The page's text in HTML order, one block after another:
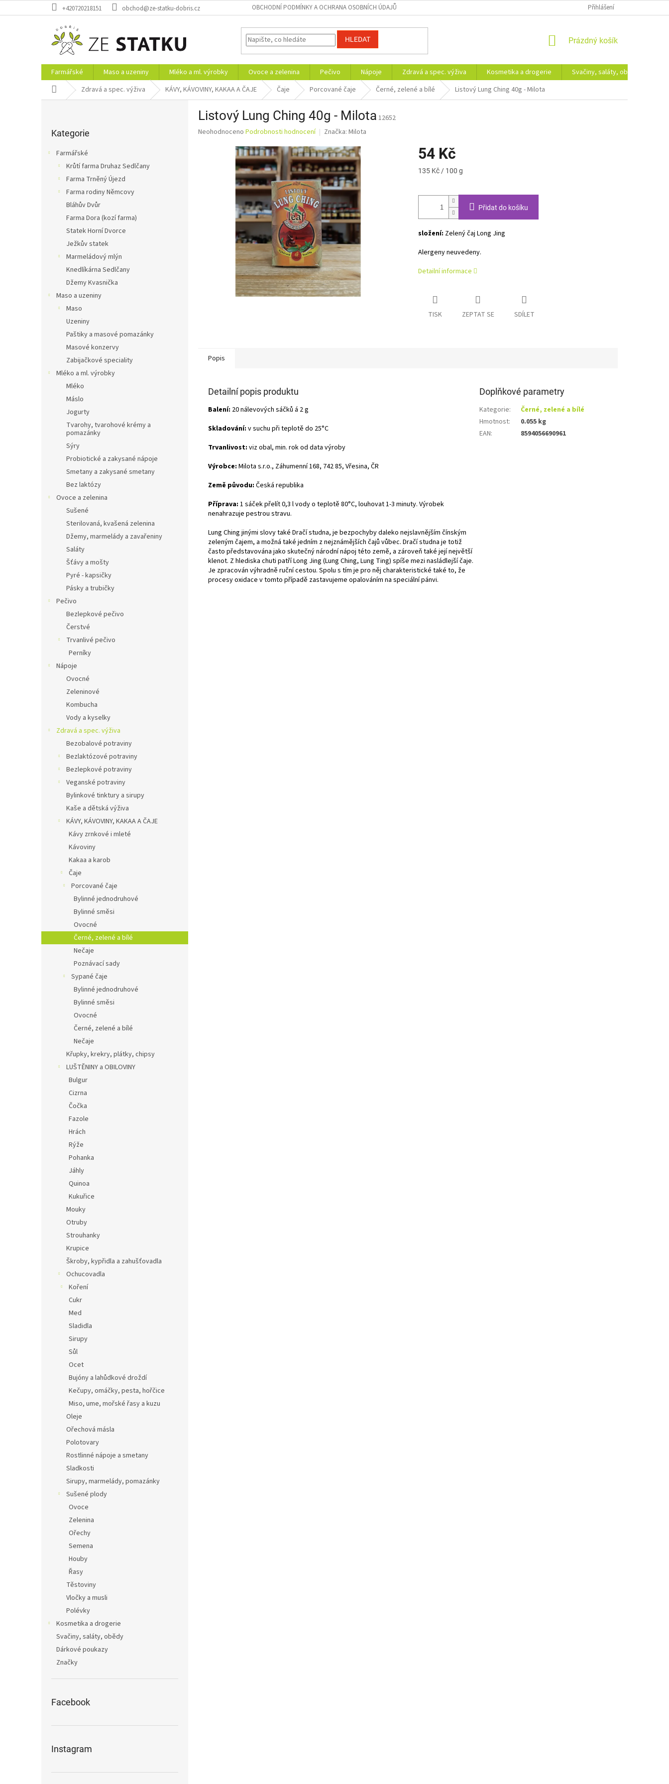
na
+420720218151 obchod@ze-statku-dobris.cz OBCHODNÍ PODMÍNKY A OCHRANA OSOBNÍCH ÚDAJŮ Přihlášení
HLEDAT
NÁKUPNÍ
Prázdný košík
Farmářské Maso a uzeniny Mléko a ml. výrobky Ovoce a zelenina Pečivo Nápoje Zdravá a spec. výživa Kosmetika a drogerie Svačiny, saláty, obědy
Domů Zdravá a spec. výživa KÁVY, KÁVOVINY, KAKAA A ČAJE Čaje Porcované čaje Černé, zelené a bílé Listový Lung Ching 40g - Milota
kategorie
Kategorie
Farmářské
Krůtí farma Druhaz Sedlčany
Farma Trněný Újezd
Farma rodiny Němcovy
Bláhův Dvůr
Farma Dora (kozí farma)
Statek Horní Dvorce
Ježkův statek
Marmeládový mlýn
Knedlíkárna Sedlčany
Džemy Kvasnička
Maso a uzeniny
Maso
Uzeniny
Paštiky a masové pomazánky
Masové konzervy
Zabijačkové speciality
Mléko a ml. výrobky
Mléko
Máslo
Jogurty
Tvarohy, tvarohové krémy a
pomazánky
Sýry
Probiotické a zakysané nápoje
Smetany a zakysané smetany
Bez laktózy
Ovoce a zelenina
Sušené
Sterilovaná, kvašená zelenina
Džemy, marmelády a zavařeniny
Saláty
Šťávy a mošty
Pyré - kapsičky
Pásky a trubičky
Pečivo
Bezlepkové pečivo
Čerstvé
Trvanlivé pečivo
Perníky
Nápoje
Ovocné
Zeleninové
Kombucha
Vody a kyselky
Zdravá a spec. výživa
Bezobalové potraviny
Bezlaktózové potraviny
Bezlepkové potraviny
Veganské potraviny
Bylinkové tinktury a sirupy
Kaše a dětská výživa
KÁVY, KÁVOVINY, KAKAA A ČAJE
Kávy zrnkové i mleté
Kávoviny
Kakaa a karob
Čaje
Porcované čaje
Bylinné jednodruhové
Bylinné směsi
Ovocné
Černé, zelené a bílé
Nečaje
Poznávací sady
Sypané čaje
Bylinné jednodruhové
Bylinné směsi
Ovocné
Černé, zelené a bílé
Nečaje
Křupky, krekry, plátky, chipsy
LUŠTĚNINY a OBILOVINY
Bulgur
Cizrna
Čočka
Fazole
Hrách
Rýže
Pohanka
Jáhly
Quinoa
Kukuřice
Mouky
Otruby
Strouhanky
Krupice
Škroby, kypřidla a zahušťovadla
Ochucovadla
Koření
Cukr
Med
Sladidla
Sirupy
Sůl
Ocet
Bujóny a lahůdkové droždí
Kečupy, omáčky, pesta, hořčice
Miso, ume, mořské řasy a kuzu
Oleje
Ořechová másla
Polotovary
Rostlinné nápoje a smetany
Sladkosti
Sirupy, marmelády, pomazánky
Sušené plody
Ovoce
Zelenina
Ořechy
Semena
Houby
Řasy
Těstoviny
Vločky a musli
Polévky
Kosmetika a drogerie
Svačiny, saláty, obědy
Dárkové poukazy
Značky
Facebook
Instagram
Listový Lung Ching 40g - Milota 12652
Průměrné
Neohodnoceno Podrobnosti hodnocení Značka: Milota
54 Kč
Měrná
135 Kč / 100 g
Přidat do košíku
složení: Zelený čaj Long Jing
Alergeny neuvedeny.
Detailní informace
TISK ZEPTAT SE SDÍLET
Popis
Detailní popis produktu
Balení: 20 nálevových sáčků á 2 g
Skladování: v suchu při teplotě do 25°C
Trvanlivost: viz obal, min. rok od data výroby
Výrobce: Milota s.r.o., Záhumenní 168, 742 85, Vřesina, ČR
Země původu: Česká republika
Příprava: 1 sáček přelít 0,3 l vody o teplotě 80°C, louhovat 1-3 minuty. Výrobek
nenahrazuje pestrou stravu.
Lung Ching jinými slovy také Dračí studna, je bezpochyby daleko nejslavnějším čínským
zeleným čajem, a možná také jedním z nejznámějších čajů vůbec. Dračí studna je totiž
často představována jako skutečný národní nápoj této země, a zároveň také její největší
klenot. Z hlediska chuti patří Long Jing (Lung Ching, Lung Ting) spíše mezi nasládlejší čaje.
Je zpracován výhradně ruční cestou. Spolu s tím je pro něj charakteristické také to, že
procesy oxidace v tomto případě zastavujeme opalováním na speciální pánvi.
Doplňkové parametry
Kategorie:
Černé, zelené a bílé
Hmotnost:
0.055 kg
EAN: 8594056690961